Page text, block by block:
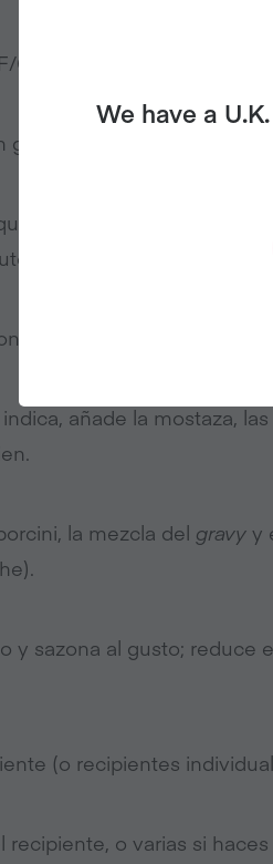
7.
la cebolla esté
más.
las otras verduras para
añade la mostaza,
la mezcla del gravy y
y sazona al gusto; reduce
(o recipientes
o varias si
We have a